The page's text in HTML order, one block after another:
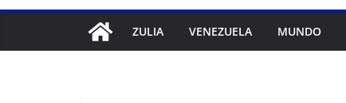
ZULIA VENEZUELA MUNDO